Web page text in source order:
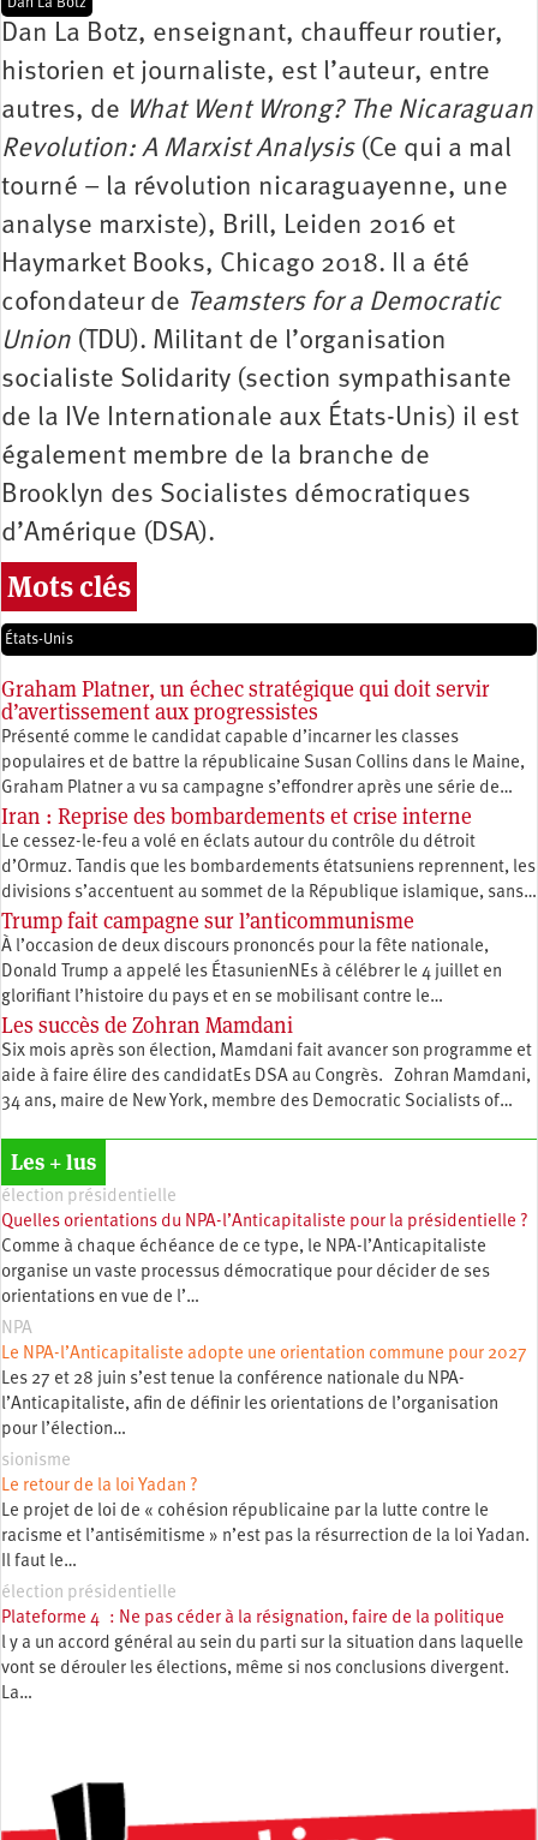
Dan La Botz, enseignant, chauffeur routier,
historien et journaliste, est l’auteur, entre
autres, de What Went Wrong? The Nicaraguan
Revolution: A Marxist Analysis(Ce qui a mal
tourné – la révolution nicaraguayenne, une
analyse marxiste), Brill, Leiden 2016 et
Haymarket Books, Chicago 2018. Il a été
cofondateur de Teamsters for a Democratic
Union (TDU). Militant de l’organisation
socialiste Solidarity (section sympathisante
de la IVe Internationale aux États-Unis) il est
également membre de la branche de
Brooklyn des Socialistes démocratiques
d’Amérique (DSA).
Mots clés
États-Unis
Graham Platner, un échec stratégique qui doit servir
d’avertissement aux progressistes
Présenté comme le candidat capable d’incarner les classes
populaires et de battre la républicaine Susan Collins dans le Maine,
Graham Platner a vu sa campagne s’effondrer après une série de…
Iran : Reprise des bombardements et crise interne
Le cessez-le-feu a volé en éclats autour du contrôle du détroit
d’Ormuz. Tandis que les bombardements étatsuniens reprennent, les
divisions s’accentuent au sommet de la République islamique, sans…
Trump fait campagne sur l’anticommunisme
À l’occasion de deux discours prononcés pour la fête nationale,
Donald Trump a appelé les ÉtasunienNEs à célébrer le 4 juillet en
glorifiant l’histoire du pays et en se mobilisant contre le…
Les succès de Zohran Mamdani
Six mois après son élection, Mamdani fait avancer son programme et
aide à faire élire des candidatEs DSA au Congrès. Zohran Mamdani,
34 ans, maire de New York, membre des Democratic Socialists of…
Les + lus
élection présidentielle
Quelles orientations du NPA-l’Anticapitaliste pour la présidentielle ?
Comme à chaque échéance de ce type, le NPA-l’Anticapitaliste
organise un vaste processus démocratique pour décider de ses
orientations en vue de l’…
NPA
Le NPA-l’Anticapitaliste adopte une orientation commune pour 2027
Les 27 et 28 juin s’est tenue la conférence nationale du NPA-
l’Anticapitaliste, afin de définir les orientations de l’organisation
pour l’élection…
sionisme
Le retour de la loi Yadan ?
Le projet de loi de « cohésion républicaine par la lutte contre le
racisme et l’antisémitisme » n’est pas la résurrection de la loi Yadan.
Il faut le…
élection présidentielle
Plateforme 4 : Ne pas céder à la résignation, faire de la politique
l y a un accord général au sein du parti sur la situation dans laquelle
vont se dérouler les élections, même si nos conclusions divergent.
La…